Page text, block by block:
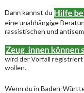
Dann kannst du
eine unabhängige
rassistischen und
wird der Vorfall
wollen.
Wenn du in Baden-